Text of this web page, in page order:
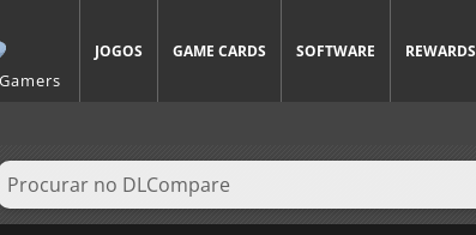
JOGOS GAME CARDS SOFTWARE REWARDS